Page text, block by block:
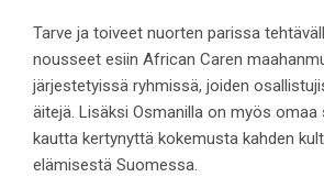
Tarve ja toiveet nuorten parissa
nousseet esiin African Caren
järjestetyissä ryhmissä, joiden
äitejä. Lisäksi Osmanilla on myös omaa
kautta kertynyttä kokemusta kahden
elämisestä Suomessa.